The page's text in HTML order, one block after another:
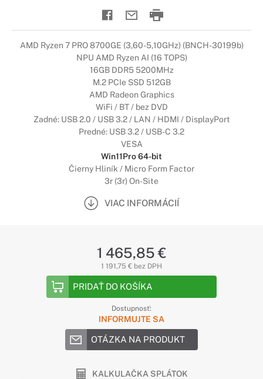
AMD Ryzen 7 PRO 8700GE (3,60-5,10GHz) (BNCH-30199b)
NPU AMD Ryzen AI (16 TOPS)
16GB DDR5 5200MHz
M.2 PCIe SSD 512GB
AMD Radeon Graphics
WiFi / BT / bez DVD
Zadné: USB 2.0 / USB 3.2 / LAN / HDMI / DisplayPort
Predné: USB 3.2 / USB-C 3.2
VESA
Win11Pro 64-bit
Čierny Hliník / Micro Form Factor
3r (3r) On-Site
VIAC INFORMÁCIÍ
1 465,85 €
1 191,75 € bez DPH
PRIDAŤ DO KOŠÍKA
Dostupnosť:
INFORMUJTE SA
OTÁZKA NA PRODUKT
KALKULAČKA SPLÁTOK